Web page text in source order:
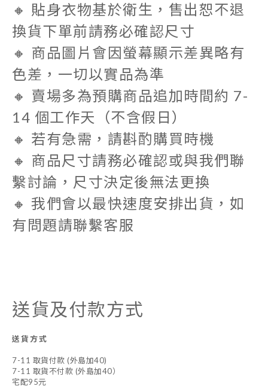
🔸 貼身衣物基於衛生，售出恕不退
換貨下單前請務必確認尺寸
🔸 商品圖片會因螢幕顯示差異略有
色差，一切以實品為準
🔸 賣場多為預購商品追加時間約 7-
14 個工作天 （不含假日）
🔸 若有急需，請斟酌購買時機
🔸 商品尺寸請務必確認或與我們聯
繫討論， 尺寸決定後無法更換
🔸 我們會以最快速度安排出貨，如
有問題請聯繫客服
送貨及付款方式
送貨方式
7-11 取貨付款 (外島加40)
7-11 取貨不付款 (外島加40）
宅配95元